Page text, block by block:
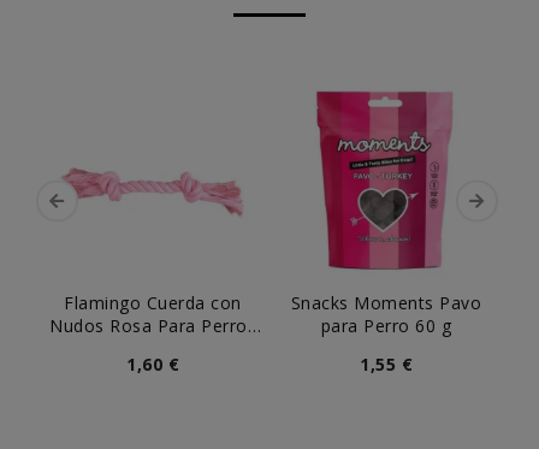
Flamingo Cuerda con
Nudos Rosa Para Perros
1,60 €
Snacks Moments Pavo
para Perro 60 g
1,55 €